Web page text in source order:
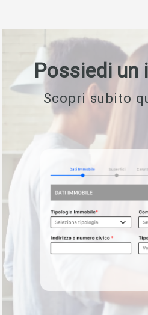
Possiedi un
Scopri subito